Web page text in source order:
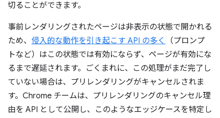
切ることができます。
事前レンダリングされたページは非表示の状態で開かれる
ため、 侵入的な動作を引き起こす API の多く
（プロンプ
トなど）はこの状態では有効にならず、ページが有効にな
るまで遅延されます。ごくまれに、この処理がまだ完了し
ていない場合は、プリレンダリングがキャンセルされま
す。Chrome チームは、プリレンダリングのキャンセル理
由を API として公開し、このようなエッジケースを特定し